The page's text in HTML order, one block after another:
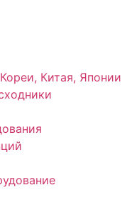
Китая, Японии